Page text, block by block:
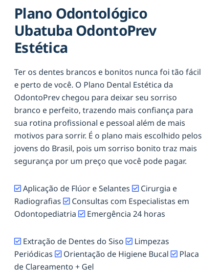
Plano Odontológico
Ubatuba OdontoPrev
Estética
Ter os dentes brancos e bonitos nunca foi tão fácil
e perto de você. O Plano Dental Estética da
OdontoPrev chegou para deixar seu sorriso
branco e perfeito, trazendo mais confiança para
sua rotina profissional e pessoal além de mais
motivos para sorrir. É o plano mais escolhido pelos
jovens do Brasil, pois um sorriso bonito traz mais
segurança por um preço que você pode pagar.
Aplicação de Flúor e Selantes
Cirurgia e
Radiografias
Consultas com Especialistas em
Odontopediatria
Emergência 24 horas
Extração de Dentes do Siso
Limpezas
Periódicas
Orientação de Higiene Bucal
Placa
de Clareamento + Gel